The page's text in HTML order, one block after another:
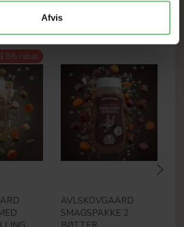
Afvis
8% rabat
AVLSKOVGAARD
SMAGSPAKKE 2